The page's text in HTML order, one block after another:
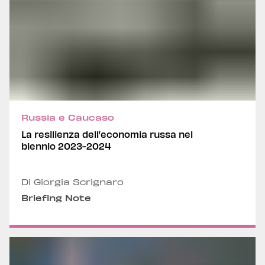
Russia e Caucaso
La resilienza dell’economia russa nel
biennio 2023-2024
Di Giorgia Scrignaro
Briefing Note